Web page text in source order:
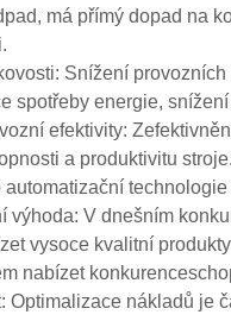
má přímý dopad na
Snížení
spotřeby energie,
efektivity:
a produktivitu
automatizační
výhoda: V dnešním
vysoce kvalitní
nabízet
Optimalizace nákladů je